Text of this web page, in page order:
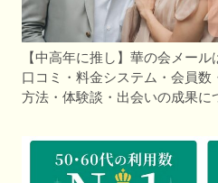
【中高年に推し】華の会メー
口コミ・料金システム・会員数
方法・体験談・出会いの成果に